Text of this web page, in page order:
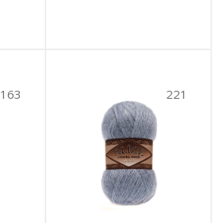
163 221